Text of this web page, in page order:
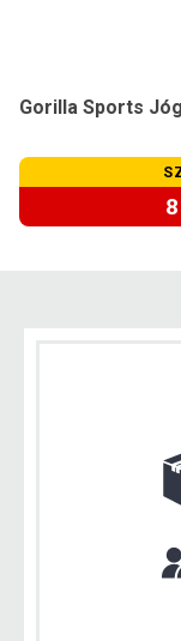
Gorilla Sports